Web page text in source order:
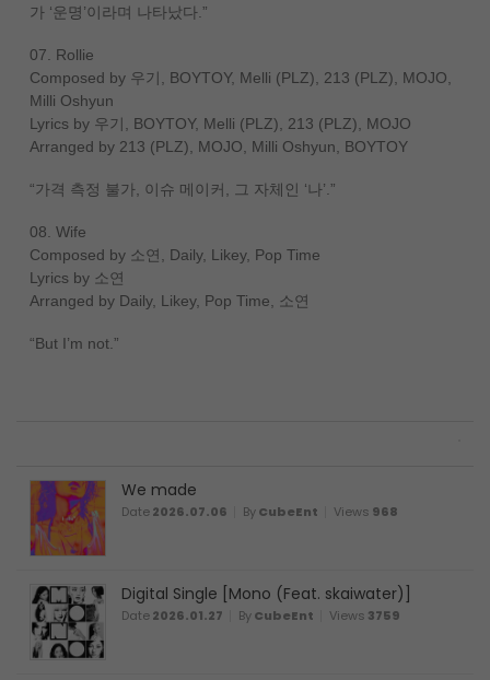
가 ‘운명’이라며 나타났다.”
07. Rollie
Composed by 우기, BOYTOY, Melli (PLZ), 213 (PLZ), MOJO,
Milli Oshyun
Lyrics by 우기, BOYTOY, Melli (PLZ), 213 (PLZ), MOJO
Arranged by 213 (PLZ), MOJO, Milli Oshyun, BOYTOY
“가격 측정 불가, 이슈 메이커, 그 자체인 ‘나’.”
08. Wife
Composed by 소연, Daily, Likey, Pop Time
Lyrics by 소연
Arranged by Daily, Likey, Pop Time, 소연
“But I’m not.”
We made
Date2026.07.06 ByCubeEnt Views 968
Digital Single [Mono (Feat. skaiwater)]
Date2026.01.27 ByCubeEnt Views 3759